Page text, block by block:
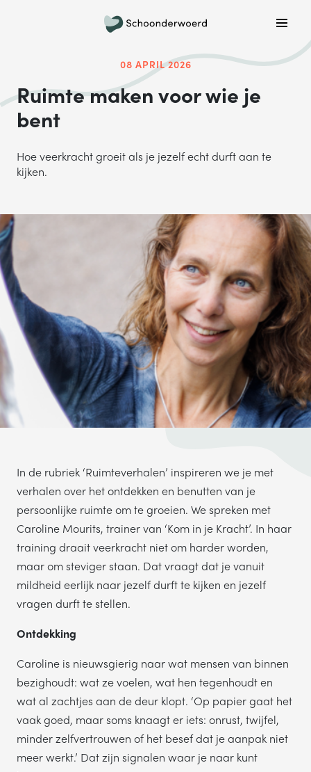
08 APRIL 2026
Ruimte maken voor wie je
bent
Hoe veerkracht groeit als je jezelf echt durft aan te
kijken.
In de rubriek ‘Ruimteverhalen’ inspireren we je met
verhalen over het ontdekken en benutten van je
persoonlijke ruimte om te groeien. We spreken met
Caroline Mourits, trainer van ‘Kom in je Kracht’. In haar
training draait veerkracht niet om harder worden,
maar om steviger staan. Dat vraagt dat je vanuit
mildheid eerlijk naar jezelf durft te kijken en jezelf
vragen durft te stellen.
Ontdekking
Caroline is nieuwsgierig naar wat mensen van binnen
bezighoudt: wat ze voelen, wat hen tegenhoudt en
wat al zachtjes aan de deur klopt. ‘Op papier gaat het
vaak goed, maar soms knaagt er iets: onrust, twijfel,
minder zelfvertrouwen of het besef dat je aanpak niet
meer werkt.’ Dat zijn signalen waar je naar kunt
Plan een belafspraak
Wil je graag gebeld worden om meer informatie te
krijgen? Kies hieronder welke dag jouw voorkeur heeft
en we bellen je!
MA
Waar gaat je vraag over?
TELEFOONNUMMER
VERSTUREN